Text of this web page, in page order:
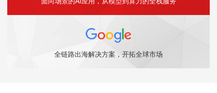
全链路出海解决方案，开拓全球市场